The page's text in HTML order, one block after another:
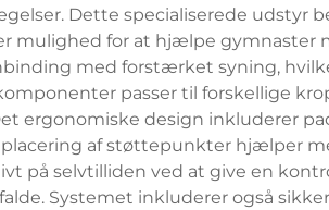
Dette specialiserede
mulighed for at hjælpe gymnaster
med forstærket syning,
passer til forskellige
ergonomiske design inkluderer
af støttepunkter hjælper
på selvtilliden ved at give en
Systemet inkluderer også